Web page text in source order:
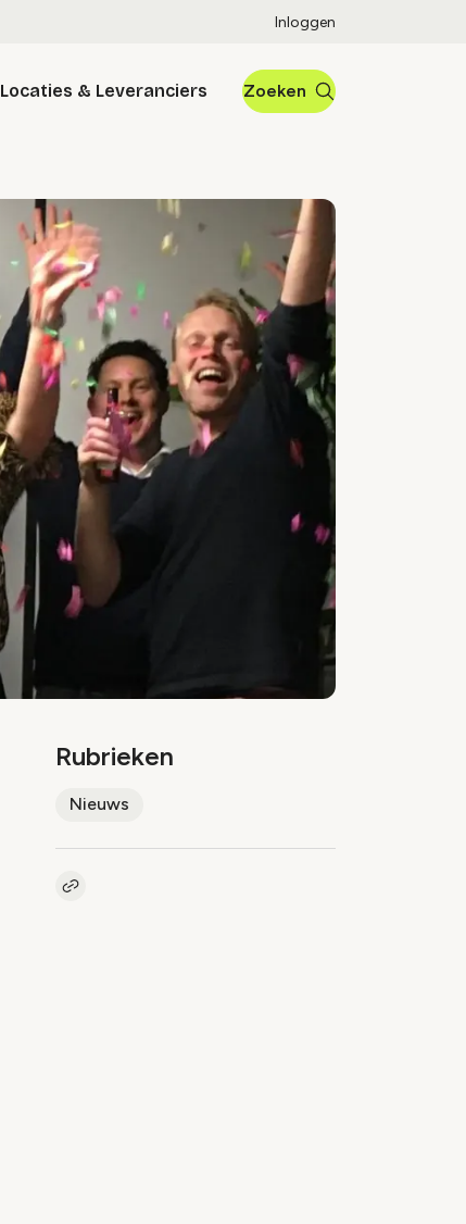
Inloggen
Locaties & Leveranciers Zoeken
Rubrieken
Nieuws
Kopieer link naar artikel